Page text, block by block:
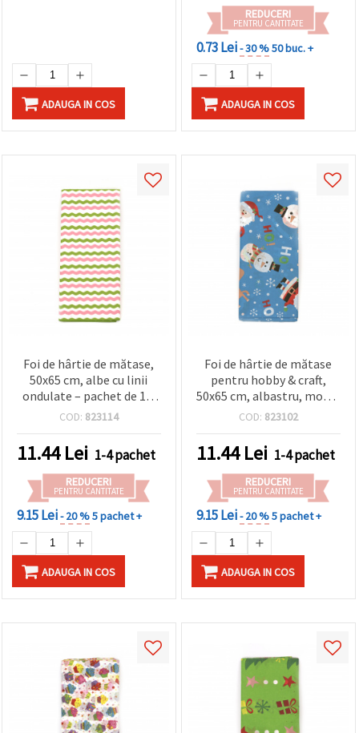
ADAUGA IN COS
REDUCERI
PENTRU CANTITATE
0.73 Lei- 30 %50 buc. +
ADAUGA IN COS
Foi de hârtie de mătase,
50x65 cm, albe cu linii
ondulate – pachet de 10,
pentru ambalare cadouri,
COD: 823114
11.44Lei 1-4 pachet
REDUCERI
PENTRU CANTITATE
9.15 Lei- 20 %5 pachet +
ADAUGA IN COS
Foi de hârtie de mătase
pentru hobby & craft,
50x65 cm, albastru, model
om de zăpadă - pachet de
COD: 823102
11.44Lei 1-4 pachet
REDUCERI
PENTRU CANTITATE
9.15 Lei- 20 %5 pachet +
ADAUGA IN COS